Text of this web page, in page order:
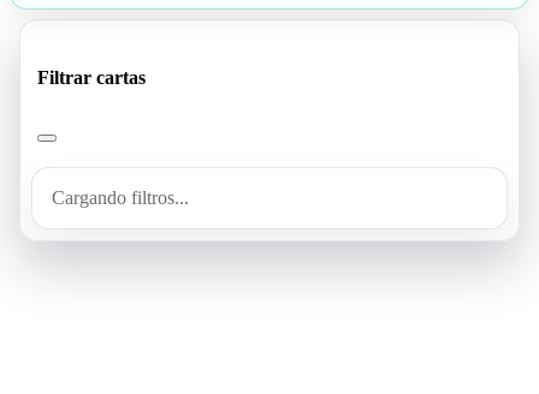
Filtrar cartas
Cargando filtros...